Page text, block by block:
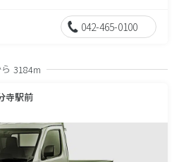
042-465-0100
3184m
寺駅前